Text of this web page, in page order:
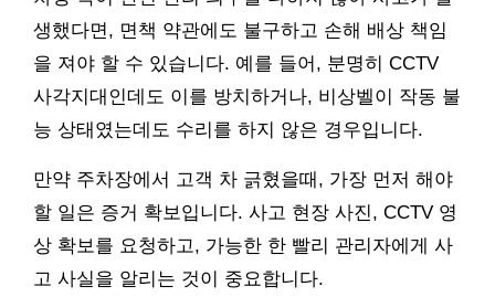
생했다면, 면책 약관에도 불구하고 손해 배상 책임
을 져야 할 수 있습니다. 예를 들어, 분명히 CCTV
사각지대인데도 이를 방치하거나, 비상벨이 작동 불
능 상태였는데도 수리를 하지 않은 경우입니다.
만약 주차장에서 고객 차 긁혔을때, 가장 먼저 해야
할 일은 증거 확보입니다. 사고 현장 사진, CCTV 영
상 확보를 요청하고, 가능한 한 빨리 관리자에게 사
고 사실을 알리는 것이 중요합니다.